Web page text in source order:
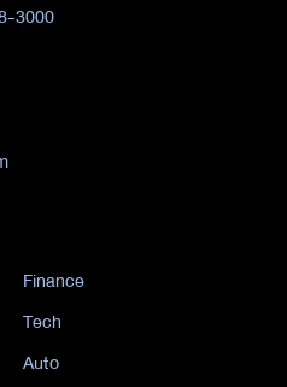
3000
Finance
Tech
Auto